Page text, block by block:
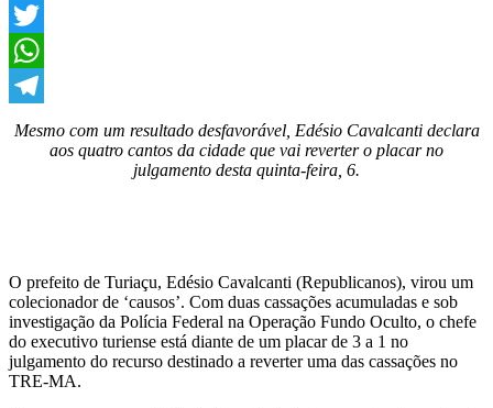
Facebook
Twitter
WhatsApp
Telegram
Mesmo com um resultado desfavorável, Edésio Cavalcanti declara
aos quatro cantos da cidade que vai reverter o placar no
julgamento desta quinta-feira, 6.
O prefeito de Turiaçu, Edésio Cavalcanti (Republicanos), virou um
colecionador de ‘causos’. Com duas cassações acumuladas e sob
investigação da Polícia Federal na Operação Fundo Oculto, o chefe
do executivo turiense está diante de um placar de 3 a 1 no
julgamento do recurso destinado a reverter uma das cassações no
TRE-MA.